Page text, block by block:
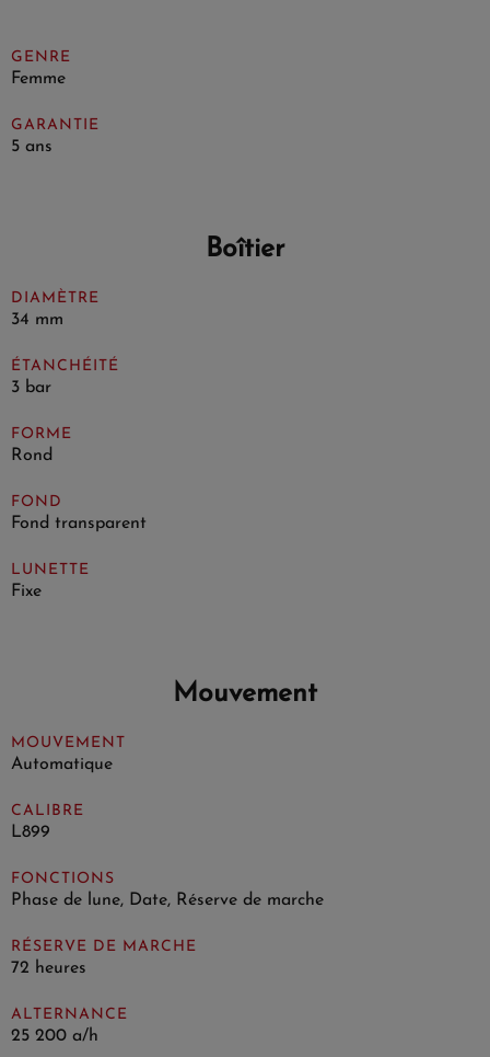
GENRE
Femme
GARANTIE
5 ans
Boîtier
DIAMÈTRE
34 mm
ÉTANCHÉITÉ
3 bar
FORME
Rond
FOND
Fond transparent
LUNETTE
Fixe
Mouvement
MOUVEMENT
Automatique
CALIBRE
L899
FONCTIONS
Phase de lune, Date, Réserve de marche
RÉSERVE DE MARCHE
72 heures
ALTERNANCE
25 200 a/h